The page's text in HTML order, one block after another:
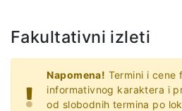
Fakultativni izleti
Napomena! Termini i cene
informativnog karaktera i
od slobodnih termina po